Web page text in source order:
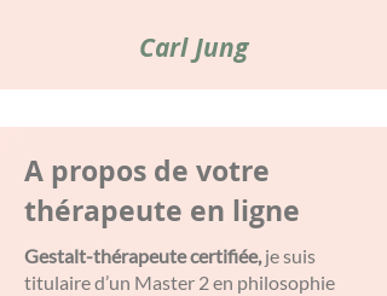
Carl Jung
A propos de votre
thérapeute en ligne
Gestalt-thérapeute certifiée,je suis
titulaire d’un Master 2 en philosophie